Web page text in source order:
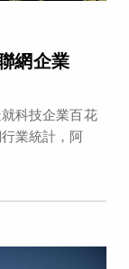
網企業
科技企業百花
業統計，阿